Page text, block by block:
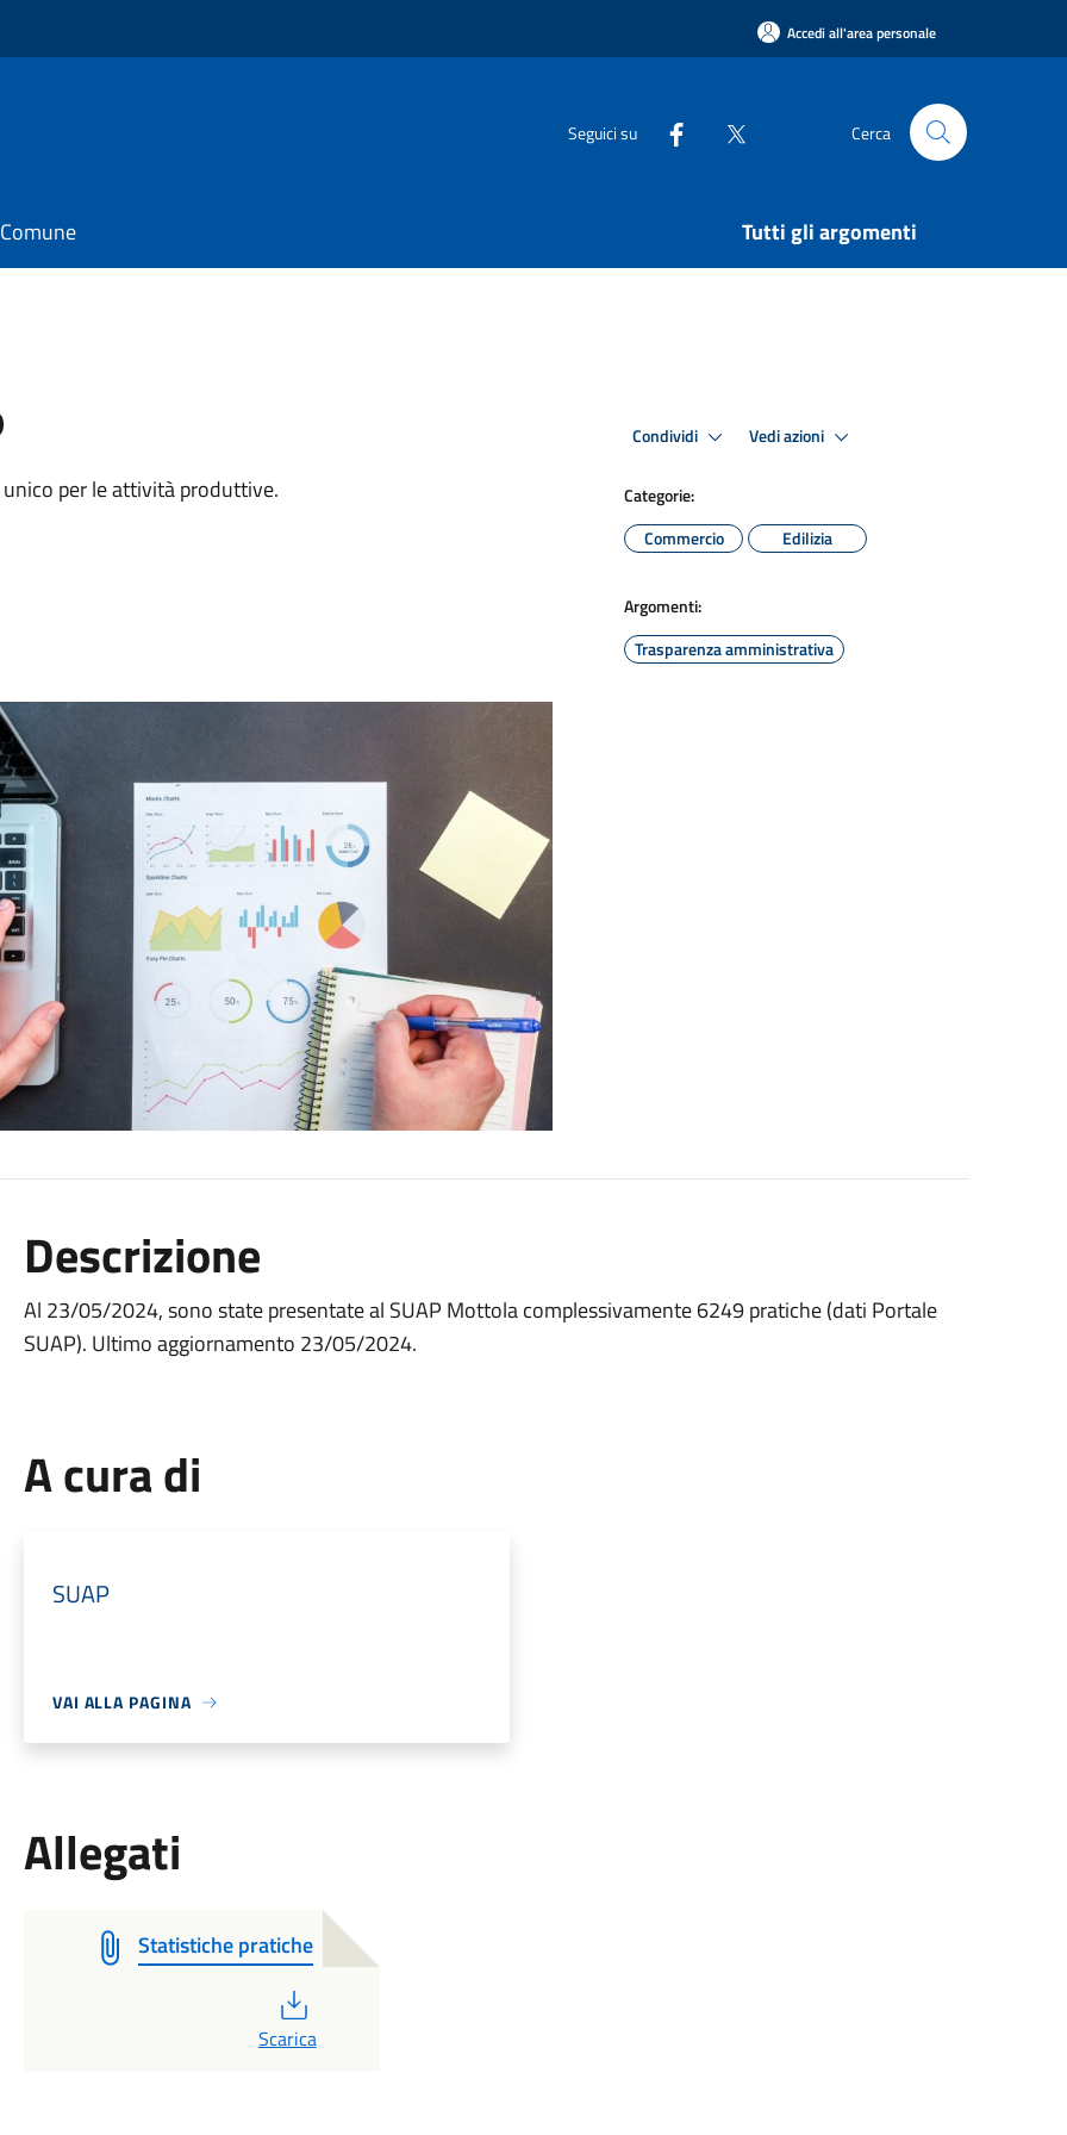
Accedi all'area personale
Seguici su Cerca
Tutti gli argomenti
per le attività produttive.
Condividi Vedi azioni
Categorie:
Commercio
Edilizia
Argomenti:
Trasparenza amministrativa
Descrizione
Al 23/05/2024, sono state presentate al SUAP Mottola complessivamente 6249 pratiche (dati Portale
SUAP). Ultimo aggiornamento 23/05/2024.
A cura di
SUAP
VAI ALLA PAGINA
Allegati
Statistiche pratiche
Scarica